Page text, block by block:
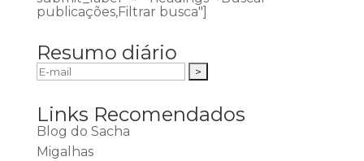
publicações,Filtrar busca"]
Resumo diário
Links Recomendados
Blog do Sacha
Migalhas